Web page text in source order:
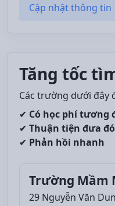
Cập nhật thông tin
Tăng tốc
Các trường dưới đây
✔ Có học phí tương
✔ Thuận tiện đưa
✔ Phản hồi nhanh
Trường Mầm
29 Nguyễn Văn